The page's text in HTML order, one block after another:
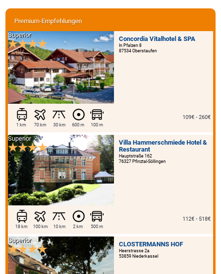
Premium-Empfehlungen
Concordia Vitalhotel & SPA
In Pfalzen 8
87534 Oberstaufen
Superior
1 km 70 km 30 km 600 m 100 m
109€ - 260€
Villa Hammerschmiede Hotel &
Restaurant
Hauptstraße 162
76327 Pfinztal-Söllingen
Superior
18 km 100 km 10 km 2 km 500 m
112€ - 518€
CLOSTERMANNS HOF
Heerstrasse 2a
53859 Niederkassel
Superior